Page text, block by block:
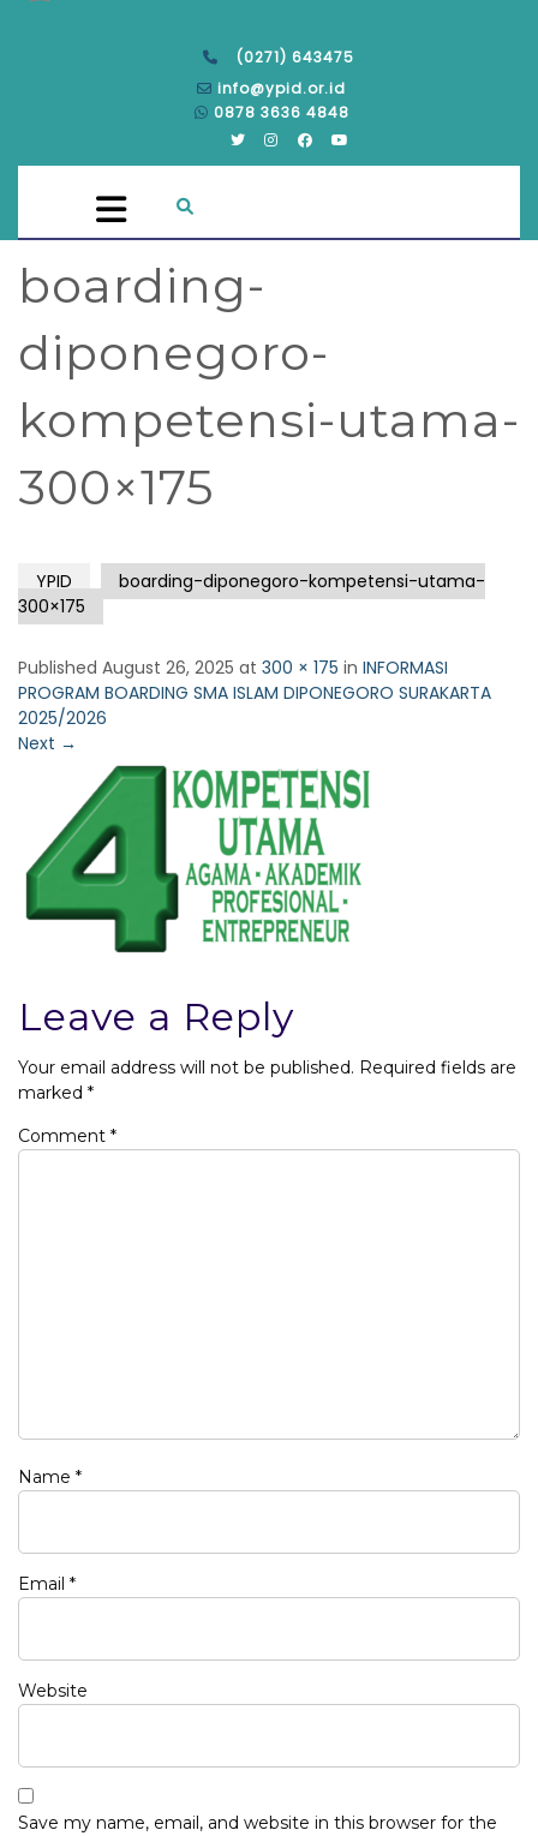
(0271) 643475
info@ypid.or.id
0878 3636 4848
boarding-
diponegoro-
kompetensi-utama-
300×175
YPID
boarding-diponegoro-kompetensi-utama-
300×175
Published August 26, 2025 at 300 × 175 in INFORMASI
PROGRAM BOARDING SMA ISLAM DIPONEGORO SURAKARTA
2025/2026
Next →
Leave a Reply
Your email address will not be published. Required fields are
marked *
Comment *
Name *
Email *
Website
Save my name, email, and website in this browser for the